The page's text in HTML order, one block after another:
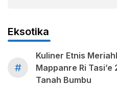
Eksotika
#
Kuliner Etnis
Mappanre Ri
Tanah Bumbu